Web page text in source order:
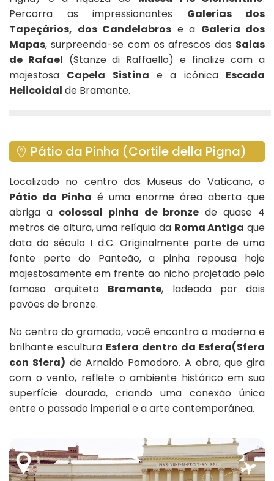
Percorra as impressionantes Galerias dos
Tapeçários, dos Candelabros e a Galeria dos
Mapas, surpreenda-se com os afrescos das Salas
de Rafael (Stanze di Raffaello) e finalize com a
majestosa Capela Sistina e a icônica Escada
Helicoidal de Bramante.
Pátio da Pinha (Cortile della Pigna)
Localizado no centro dos Museus do Vaticano, o
Pátio da Pinha é uma enorme área aberta que
abriga a colossal pinha de bronze de quase 4
metros de altura, uma relíquia da Roma Antiga que
data do século I d.C. Originalmente parte de uma
fonte perto do Panteão, a pinha repousa hoje
majestosamente em frente ao nicho projetado pelo
famoso arquiteto Bramante, ladeada por dois
pavões de bronze.
No centro do gramado, você encontra a moderna e
brilhante escultura Esfera dentro da Esfera(Sfera
con Sfera) de Arnaldo Pomodoro. A obra, que gira
com o vento, reflete o ambiente histórico em sua
superfície dourada, criando uma conexão única
entre o passado imperial e a arte contemporânea.